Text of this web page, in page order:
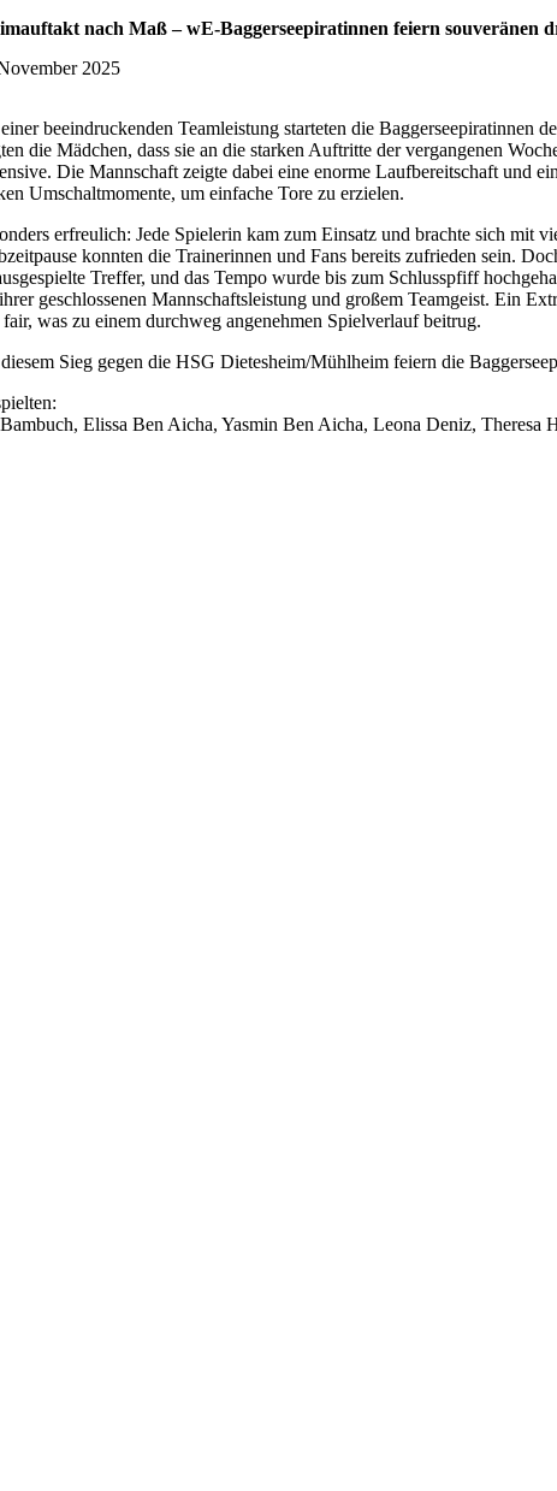
nach Maß – wE-Baggerseepiratinnen feiern souveränen
2025
beeindruckenden Teamleistung starteten die Baggerseepiratinnen
die Mädchen, dass sie an die starken Auftritte der vergangenen
Die Mannschaft zeigte dabei eine enorme Laufbereitschaft und
Umschaltmomente, um einfache Tore zu erzielen.
erfreulich: Jede Spielerin kam zum Einsatz und brachte sich
konnten die Trainerinnen und Fans bereits zufrieden sein.
Treffer, und das Tempo wurde bis zum Schlusspfiff
geschlossenen Mannschaftsleistung und großem Teamgeist. Ein
was zu einem durchweg angenehmen Spielverlauf beitrug.
Sieg gegen die HSG Dietesheim/Mühlheim feiern die
Elissa Ben Aicha, Yasmin Ben Aicha, Leona Deniz,